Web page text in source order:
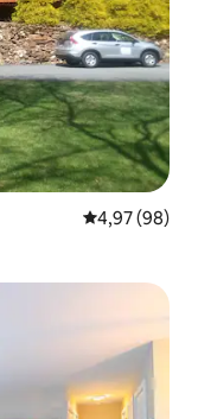
Средна
4,97 (98)